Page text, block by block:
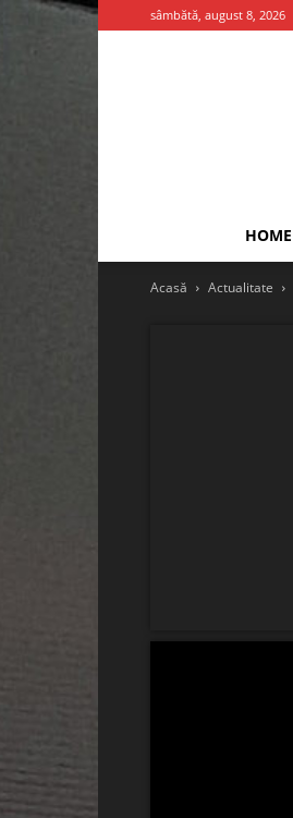
sâmbătă, august 8, 2026
HOME
Acasă Actualitate